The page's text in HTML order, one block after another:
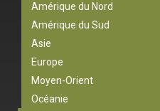
Amérique du Nord
Amérique du Sud
Asie
Europe
Moyen-Orient
Océanie